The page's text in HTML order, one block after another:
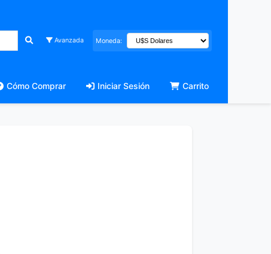
Avanzada Moneda:
Cómo Comprar Iniciar Sesión Carrito